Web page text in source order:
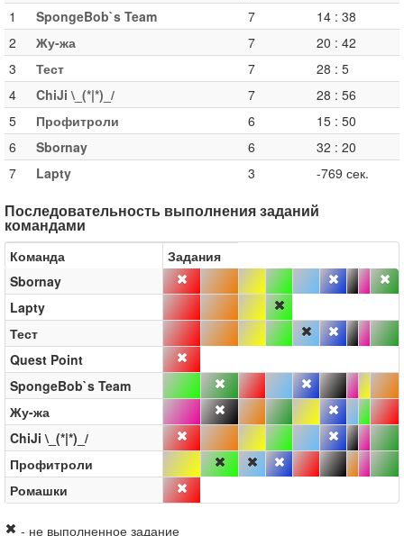
1 SpongeBob`s Team 7 14 : 38
2
Жу-жа 7 20 : 42
3
Тест 7 28 : 5
4
ChiJi \_(*|*)_/ 7 28 : 56
5
Профитроли 6 15 : 50
6
Sbornay 6 32 : 20
7
Lapty 3 -769 сек.
Последовательность выполнения заданий
командами
Sbornay
Lapty
Тест
Quest Point
SpongeBob`s Team
Жу-жа
ChiJi \_(*|*)_/
Профитроли
Ромашки
Команда Задания
- не выполненное задание